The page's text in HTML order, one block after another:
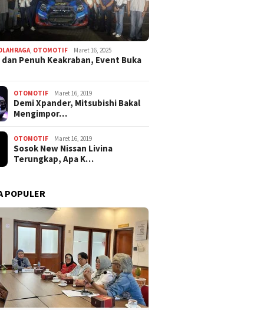
, OTOMOTIF Maret 16, 2025
Penuh Keakraban, Event Buka
OTOMOTIF Maret 16, 2019
Demi Xpander, Mitsubishi Bakal
Mengimpor…
OTOMOTIF Maret 16, 2019
Sosok New Nissan Livina
Terungkap, Apa K…
POPULER